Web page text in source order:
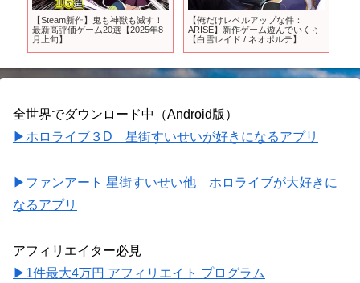
だけレベルアップな件：
】新作ゲーム遊んでいくぅ
雪レイド / ネオポルテ】
【PS5/PS4おすすめゲーム】プレ
ステ激安セールソフト20選！新作
オープンワールドや人気RPGが最
Switch 2
全世界でダウンロード中（Android版）
▶ホロライブ３D 星街すいせいが好きになるアプリ
▶ファンアート 星街すいせい他 ホロライブが大好きに
なるアプリ
アフィリエイター必見
▶1件最大4万円 アフィリエイト プログラム